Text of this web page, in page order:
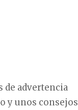
de advertencia
y unos consejos